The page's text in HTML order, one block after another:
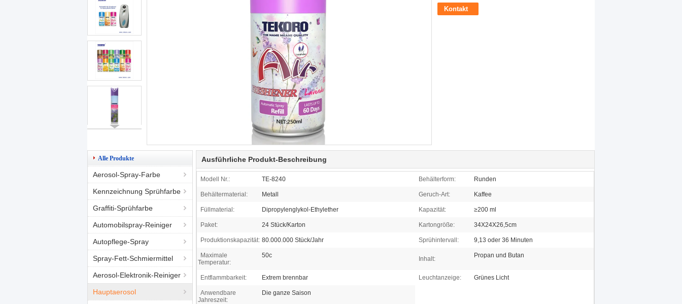
Kontakt
Alle Produkte
Aerosol-Spray-Farbe
Kennzeichnung Sprühfarbe
Graffiti-Sprühfarbe
Automobilspray-Reiniger
Autopflege-Spray
Spray-Fett-Schmiermittel
Aerosol-Elektronik-Reiniger
Hauptaerosol
Ausführliche Produkt-Beschreibung
Modell Nr.: TE-8240 Behälterform: Runden
Behältermaterial: Metall Geruch-Art: Kaffee
Füllmaterial: Dipropylenglykol-Ethylether Kapazität: ≥200 ml
Paket: 24 Stück/Karton Kartongröße: 34X24X26,5cm
Produktionskapazität: 80.000.000 Stück/Jahr Sprühintervall: 9,13 oder 36 Minuten
Maximale
Temperatur:
50c Inhalt: Propan und Butan
Entflammbarkeit: Extrem brennbar Leuchtanzeige: Grünes Licht
Anwendbare
Jahreszeit:
Die ganze Saison